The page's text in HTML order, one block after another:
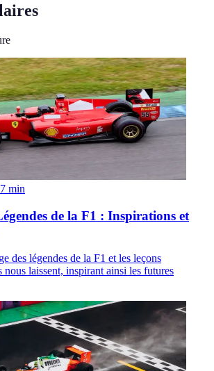
7 min
de la F1 : Inspirations et
des légendes de la F1 et les leçons
nous laissent, inspirant ainsi les futures